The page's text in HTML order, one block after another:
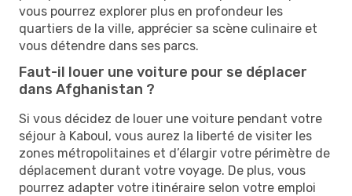
vous pourrez explorer plus en profondeur les
quartiers de la ville, apprécier sa scène culinaire et
vous détendre dans ses parcs.
Faut-il louer une voiture pour se déplacer
dans Afghanistan ?
Si vous décidez de louer une voiture pendant votre
séjour à Kaboul, vous aurez la liberté de visiter les
zones métropolitaines et d’élargir votre périmètre de
déplacement durant votre voyage. De plus, vous
pourrez adapter votre itinéraire selon votre emploi